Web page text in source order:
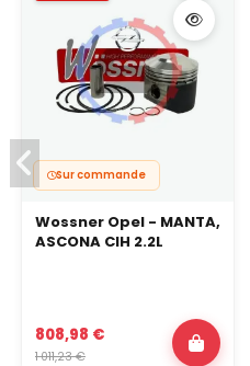
Sur commande
Wossner Opel - MANTA,
ASCONA CIH 2.2L
808,98 €
1 011,23 €